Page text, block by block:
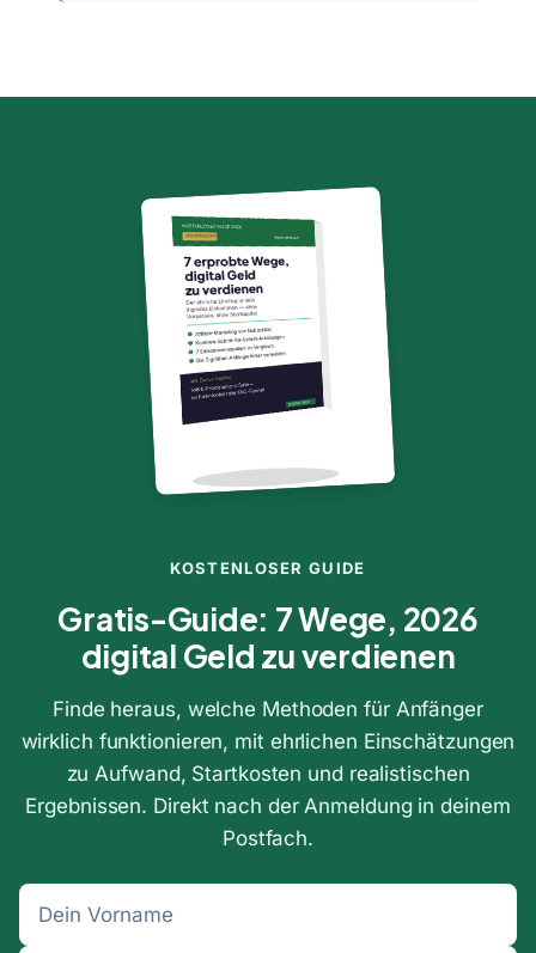
KOSTENLOSER GUIDE
Gratis-Guide: 7 Wege, 2026
digital Geld zu verdienen
Finde heraus, welche Methoden für Anfänger
wirklich funktionieren, mit ehrlichen Einschätzungen
zu Aufwand, Startkosten und realistischen
Ergebnissen. Direkt nach der Anmeldung in deinem
Postfach.